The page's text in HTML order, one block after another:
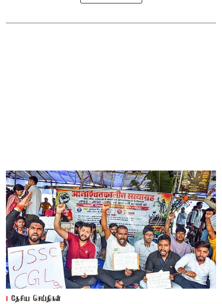
தேசிய செய்திகள்